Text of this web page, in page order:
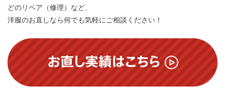
どのリペア（修理）など、
洋服のお直しなら何でも気軽にご相談ください！